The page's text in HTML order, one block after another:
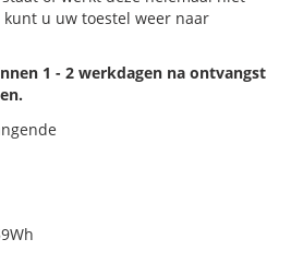
u uw toestel weer naar
1 - 2 werkdagen na ontvangst